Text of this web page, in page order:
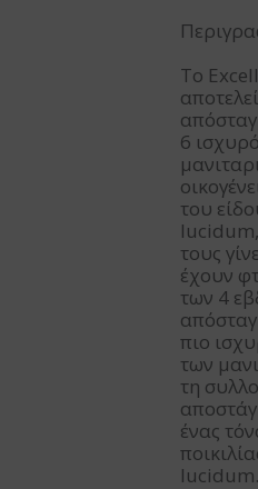
Το
6
του
τους
έχουν
των 4
πιο
των
τη
ένας
lucidum.